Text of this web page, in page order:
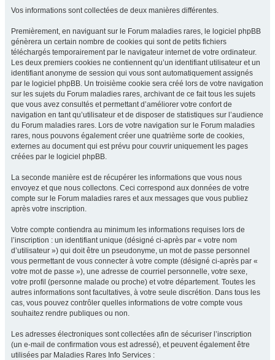
Vos informations sont collectées de deux manières différentes.
Premièrement, en naviguant sur le Forum maladies rares, le logiciel phpBB
génèrera un certain nombre de cookies qui sont de petits fichiers
téléchargés temporairement par le navigateur internet de votre ordinateur.
Les deux premiers cookies ne contiennent qu’un identifiant utilisateur et un
identifiant anonyme de session qui vous sont automatiquement assignés
par le logiciel phpBB. Un troisième cookie sera créé lors de votre navigation
sur les sujets du Forum maladies rares, archivant de ce fait tous les sujets
que vous avez consultés et permettant d’améliorer votre confort de
navigation en tant qu’utilisateur et de disposer de statistiques sur l’audience
du Forum maladies rares. Lors de votre navigation sur le Forum maladies
rares, nous pouvons également créer une quatrième sorte de cookies,
externes au document qui est prévu pour couvrir uniquement les pages
créées par le logiciel phpBB.
La seconde manière est de récupérer les informations que vous nous
envoyez et que nous collectons. Ceci correspond aux données de votre
compte sur le Forum maladies rares et aux messages que vous publiez
après votre inscription.
Votre compte contiendra au minimum les informations requises lors de
l’inscription : un identifiant unique (désigné ci-après par « votre nom
d’utilisateur ») qui doit être un pseudonyme, un mot de passe personnel
vous permettant de vous connecter à votre compte (désigné ci-après par «
votre mot de passe »), une adresse de courriel personnelle, votre sexe,
votre profil (personne malade ou proche) et votre département. Toutes les
autres informations sont facultatives, à votre seule discrétion. Dans tous les
cas, vous pouvez contrôler quelles informations de votre compte vous
souhaitez rendre publiques ou non.
Les adresses électroniques sont collectées afin de sécuriser l’inscription
(un e-mail de confirmation vous est adressé), et peuvent également être
utilisées par Maladies Rares Info Services :